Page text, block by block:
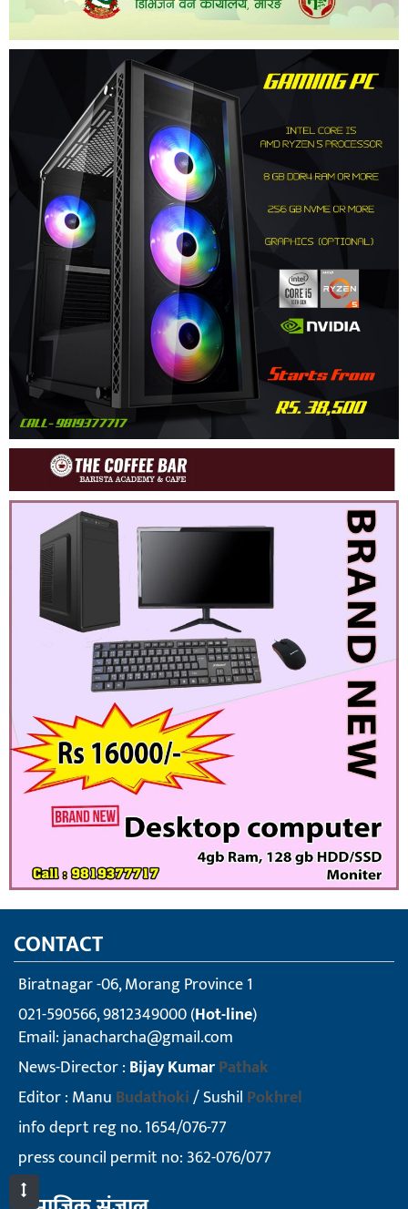
CONTACT
Biratnagar -06, Morang Province 1
021-590566, 9812349000 (Hot-line)
Email:janacharcha@gmail.com
News-Director : Bijay KumarPathak
Editor : Manu Budathoki/ Sushil Pokhrel
info deprt reg no. 1654/076-77
press council permit no: 362-076/077